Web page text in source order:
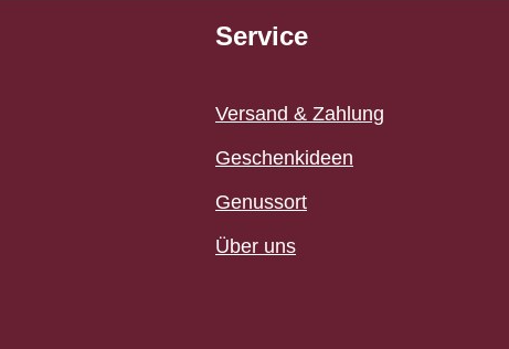
Service
Versand & Zahlung
Geschenkideen
Genussort
Über uns